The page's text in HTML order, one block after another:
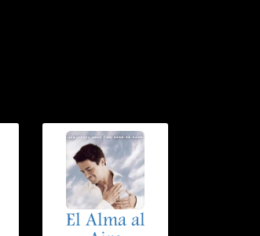
El Alma al